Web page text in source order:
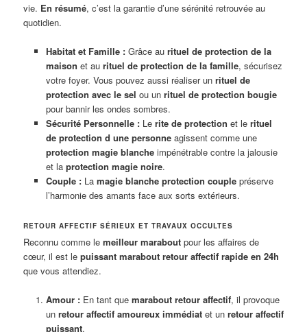
vie. En résumé, c’est la garantie d’une sérénité retrouvée au
quotidien.
Habitat et Famille :Grâce au rituel de protection de la
maison et au rituel de protection de la famille, sécurisez
votre foyer. Vous pouvez aussi réaliser un rituel de
protection avec le sel ou un rituel de protection bougie
pour bannir les ondes sombres.
Sécurité Personnelle :Le rite de protection et le rituel
de protection d une personneagissent comme une
protection magie blancheimpénétrable contre la jalousie
et la protection magie noire.
Couple :La magie blanche protection couplepréserve
l’harmonie des amants face aux sorts extérieurs.
RETOUR AFFECTIF SÉRIEUX ET TRAVAUX OCCULTES
Reconnu comme lemeilleur marabout pour les affaires de
cœur, il est lepuissant marabout retour affectif rapide en 24h
que vous attendiez.
Amour :En tant que marabout retour affectif, il provoque
un retour affectif amoureux immédiatet un retour affectif
puissant.